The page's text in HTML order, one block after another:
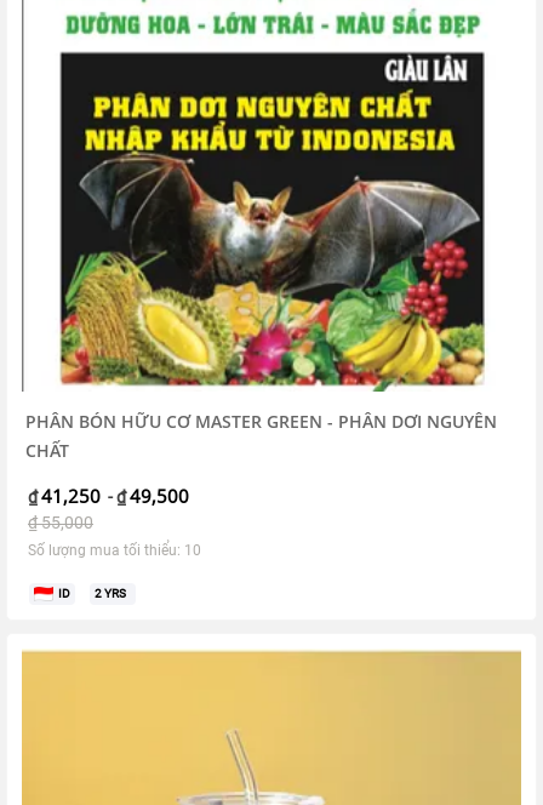
PHÂN BÓN HỮU CƠ MASTER GREEN - PHÂN DƠI NGUYÊN
CHẤT
₫41,250 -₫49,500
₫55,000
Số lượng mua tối thiểu: 10
ID 2YRS